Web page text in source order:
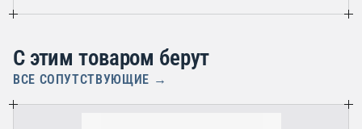
С этим товаром берут
ВСЕ СОПУТСТВУЮЩИЕ →